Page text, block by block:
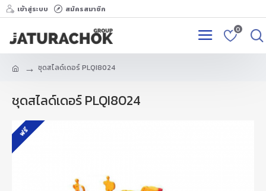
เข้าสู่ระบบ สมัครสมาชิก
0
ชุดสไลด์เดอร์ PLQI8024
ชุดสไลด์เดอร์ PLQI8024
ฟรี